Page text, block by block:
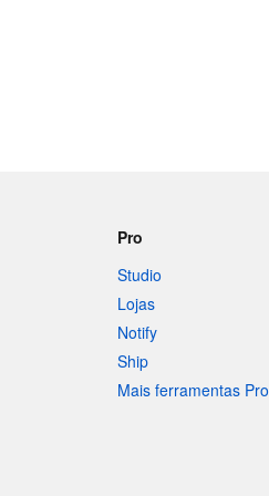
Pro
Studio
Lojas
Notify
Ship
Mais ferramentas Pro